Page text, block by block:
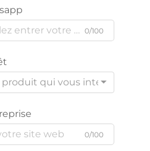
0/100
produit qui vous intéresse
0/100